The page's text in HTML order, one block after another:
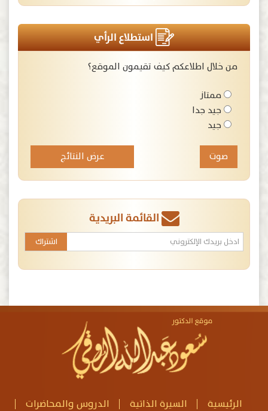
استطلاع الرأي
من خلال اطلاعكم كيف تقيمون الموقع؟
ممتاز
جيد جدا
جيد
عرض النتائج
القائمة البريدية
الرئيسية السيرة الذاتية
الدروس والمحاضرات